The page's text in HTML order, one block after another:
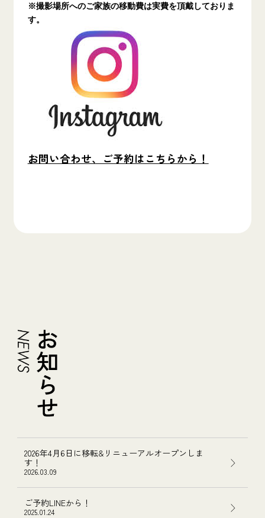
※撮影場所へのご家族の移動費は実費を頂戴しておりま
す。
お問い合わせ、ご予約はこちらから！
2026年4月6日に移転&リニューアルオープンしま
す！
2026.03.09
ご予約LINEから！
2025.01.24